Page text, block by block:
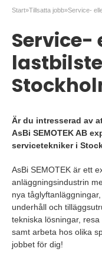
Start»Tillsatta jobb»
Service-
Är du intresserad av
AsBi SEMOTEK AB
servicetekniker i
AsBi SEMOTEK är ett
anläggningsindustrin
nya
underhåll och
tekniska lösningar,
samt arbeta hos olika
jobbet för dig!